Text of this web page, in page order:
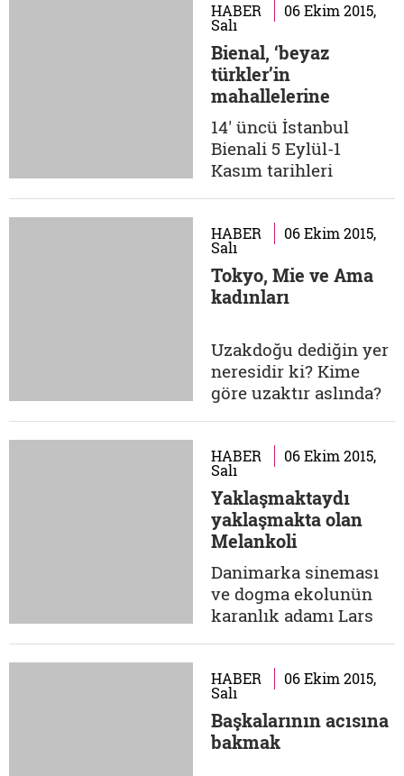
meseleleridir. Peki,
insan kalbi ve ruhu
nerelidir? Faulkner'ın
yazara gösterdiği bu
hedef hangi insanın
kalbine yönelmekte,
yazar hangi insanın
ruhunu mesele
HABER 06 Ekim 2015,
Salı
Bienal, ‘beyaz
türkler’in
mahallelerine
hapsolmuş
14' üncü İstanbul
Bienali 5 Eylül-1
Kasım tarihleri
üzerinde katılımcı ile
İstanbullularla
buluşuyor.
Küratörlüğü Carolyn
tarafından üstlenilen
bienal bu yıl "Tuzlu
Su: Düşünce biçimleri
üzerine bir teori"...
HABER 06 Ekim 2015,
Salı
Tokyo, Mie ve Ama
kadınları
Uzakdoğu dediğin yer
neresidir ki? Kime
göre uzaktır aslında?
köşesinde kalmış
olmasından başka bir
uzaklığı var mıdır?
Bizler, önce öğreniriz
ardından
öğrendiklerimizin bizi
düşürdüğü
Avrupamerkezci
kurtulmaya...
HABER 06 Ekim 2015,
Salı
Yaklaşmaktaydı
yaklaşmakta olan
Melankoli
Danimarka sineması
ve dogma ekolunün
karanlık adamı Lars
adlı filmi, Richard
Wagner'ın müziği
eşliğinde taksim
diyebileceğimiz bir
HABER 06 Ekim 2015,
Salı
Başkalarının acısına
bakmak